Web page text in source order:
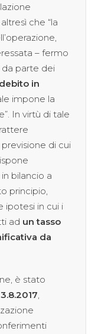
che “la
– fermo
da parte dei
in
impone la
In virtù di tale
di cui
bilancio a
principio,
ipotesi in cui i
ad un tasso
da
è stato